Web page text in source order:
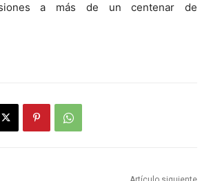
a más de un centenar de